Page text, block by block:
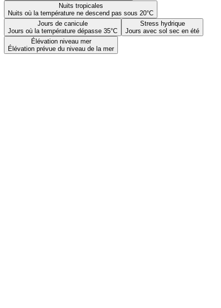
Nuits tropicales
Nuits où la température ne descend pas sous 20°C
Jours de canicule
Jours où la température dépasse 35°C
Stress hydrique
Jours avec sol sec en été
Élévation niveau mer
Élévation prévue du niveau de la mer